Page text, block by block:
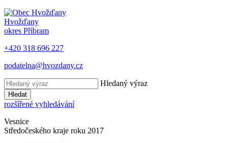
Hvožďany
okres Příbram
+420 318 696 227
podatelna@hvozdany.cz
Hledaný výraz
Hledat
rozšířené vyhledávání
Vesnice
Středočeského kraje roku 2017